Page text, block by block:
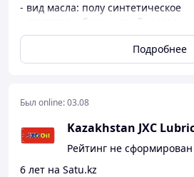
- вид масла: полу синтетическое
- двигатель: бензиновый,
- тип двигателя: четырехтактный
- объем упаковки: 200 л
- класс вязкости sae: 5W-30
- ACEA A3/B3, A3/B4, API SL+ C6,
Подробнее
Был online:03.08
Kazakhstan JXC
Рейтинг не сформирован
6 лет на Satu.kz